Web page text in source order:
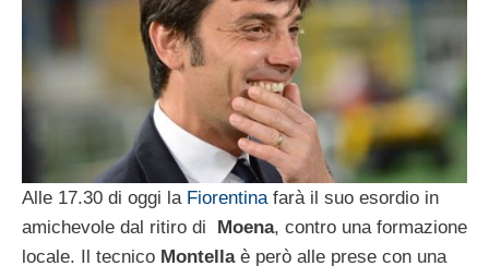
Alle 17.30 di oggi la Fiorentina farà il suo esordio in
amichevole dal ritiro di Moena, contro una formazione
locale. Il tecnico Montellaè però alle prese con una